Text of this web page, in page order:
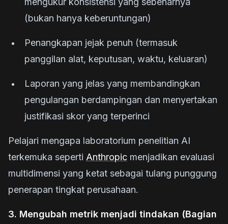
(bukan hanya keberuntungan)
Penangkapan jejak penuh (termasuk
panggilan alat, keputusan, waktu, keluaran)
Laporan yang jelas yang membandingkan
pengulangan berdampingan dan menyertakan
justifikasi skor yang terperinci
Pelajari mengapa laboratorium penelitian AI
terkemuka seperti Anthropic menjadikan evaluasi
multidimensi yang ketat sebagai tulang punggung
penerapan tingkat perusahaan.
3. Mengubah metrik menjadi tindakan (Bagian